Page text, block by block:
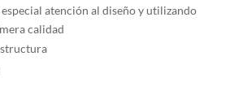
atención al diseño y utilizando
calidad